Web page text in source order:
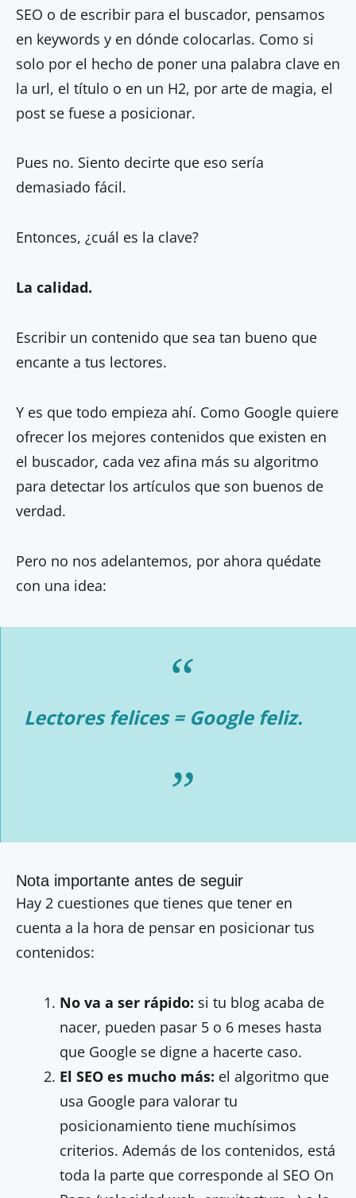
SEO o de escribir para el buscador, pensamos
en keywords y en dónde colocarlas. Como si
solo por el hecho de poner una palabra clave en
la url, el título o en un H2, por arte de magia, el
post se fuese a posicionar.
Pues no. Siento decirte que eso sería
demasiado fácil.
Entonces, ¿cuál es la clave?
La calidad.
Escribir un contenido que sea tan bueno que
encante a tus lectores.
Y es que todo empieza ahí. Como Google quiere
ofrecer los mejores contenidos que existen en
el buscador, cada vez afina más su algoritmo
para detectar los artículos que son buenos de
verdad.
Pero no nos adelantemos, por ahora quédate
con una idea:
Lectores felices = Google feliz.
Nota importante antes de seguir
Hay 2 cuestiones que tienes que tener en
cuenta a la hora de pensar en posicionar tus
contenidos:
No va a ser rápido: si tu blog acaba de
nacer, pueden pasar 5 o 6 meses hasta
que Google se digne a hacerte caso.
El SEO es mucho más: el algoritmo que
usa Google para valorar tu
posicionamiento tiene muchísimos
criterios. Además de los contenidos, está
toda la parte que corresponde al SEO On